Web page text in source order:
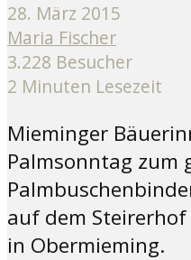
28. März 2015
Maria Fischer
3.228 Besucher
2 Minuten Lesezeit
Mieminger
Palmsonntag zum
auf dem
in Obermieming.